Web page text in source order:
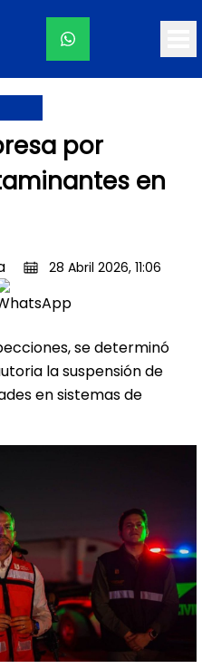
por
en
28 Abril 2026, 11:06
se determinó
la suspensión de
en sistemas de